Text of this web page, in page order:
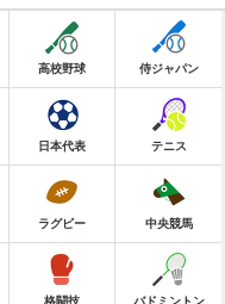
高校野球 侍ジャパン
日本代表 テニス
ラグビー 中央競馬
格闘技 バドミントン